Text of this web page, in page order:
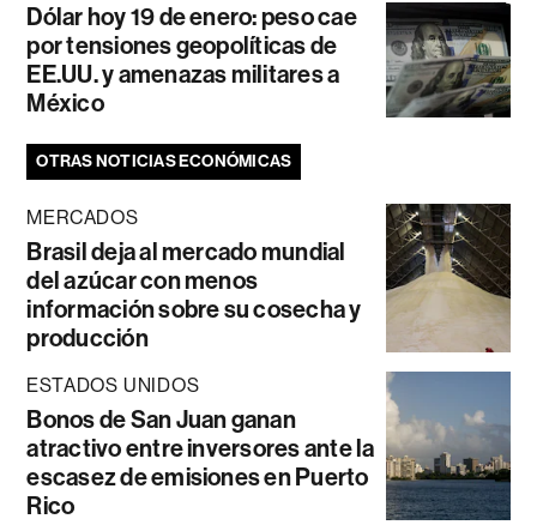
Dólar hoy 19 de enero: peso cae
por tensiones geopolíticas de
EE.UU. y amenazas militares a
México
OTRAS NOTICIAS ECONÓMICAS
MERCADOS
Brasil deja al mercado mundial
del azúcar con menos
información sobre su cosecha y
producción
ESTADOS UNIDOS
Bonos de San Juan ganan
atractivo entre inversores ante la
escasez de emisiones en Puerto
Rico